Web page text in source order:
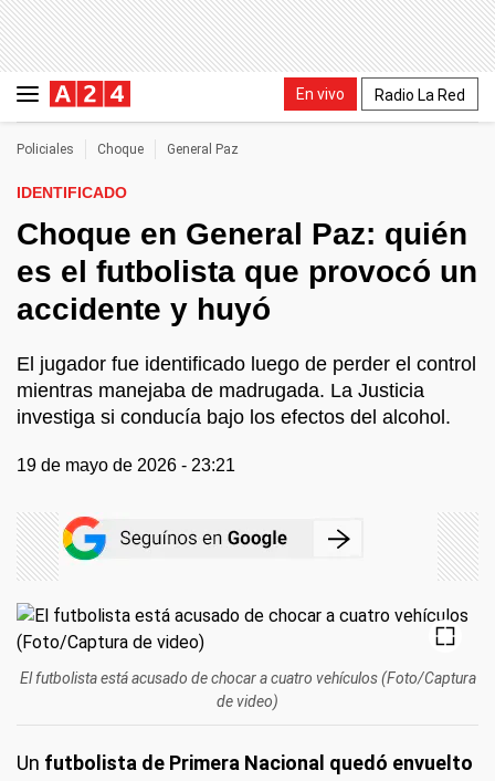
En vivo Radio La Red
Policiales Choque General Paz
IDENTIFICADO
Choque en General Paz: quién
es el futbolista que provocó un
accidente y huyó
El jugador fue identificado luego de perder el control
mientras manejaba de madrugada. La Justicia
investiga si conducía bajo los efectos del alcohol.
19 de mayo de 2026 - 23:21
El futbolista está acusado de chocar a cuatro vehículos (Foto/Captura
de video)
Un futbolista de Primera Nacional quedó envuelto